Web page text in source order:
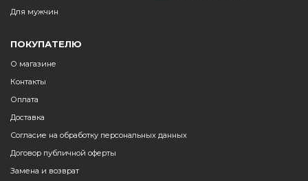
Для мужчин
ПОКУПАТЕЛЮ
О магазине
Контакты
Оплата
Доставка
Согласие на обработку персональных данных
Договор публичной оферты
Замена и возврат